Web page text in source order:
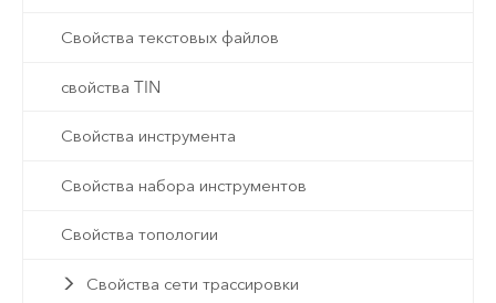
Свойства текстовых файлов
свойства TIN
Свойства инструмента
Свойства набора инструментов
Свойства топологии
Свойства сети трассировки